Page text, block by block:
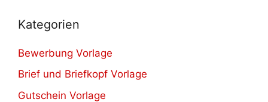
Kategorien
Bewerbung Vorlage
Brief und Briefkopf Vorlage
Gutschein Vorlage